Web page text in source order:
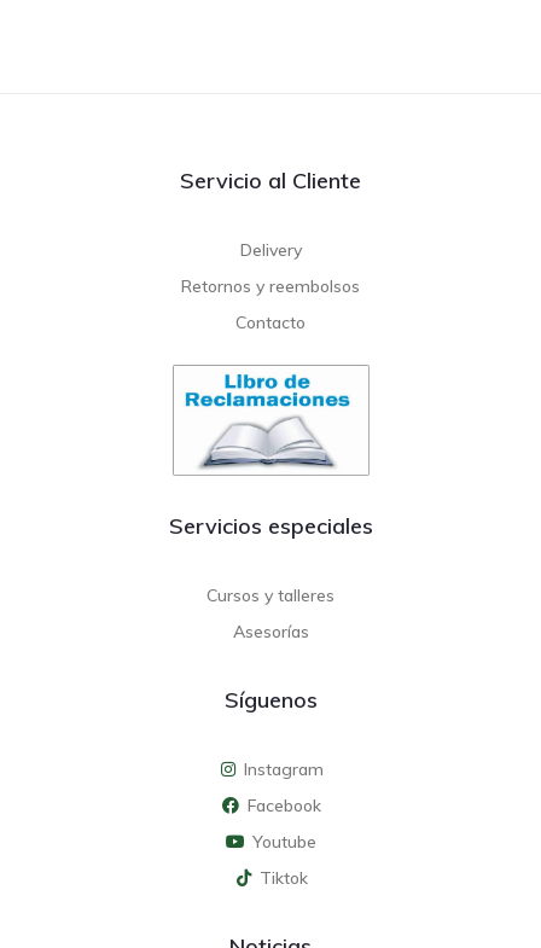
Servicio al Cliente
Delivery
Retornos y reembolsos
Contacto
Servicios especiales
Cursos y talleres
Asesorías
Síguenos
Instagram
Facebook
Youtube
Tiktok